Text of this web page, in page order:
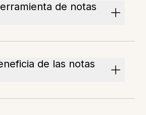
de notas
de las notas